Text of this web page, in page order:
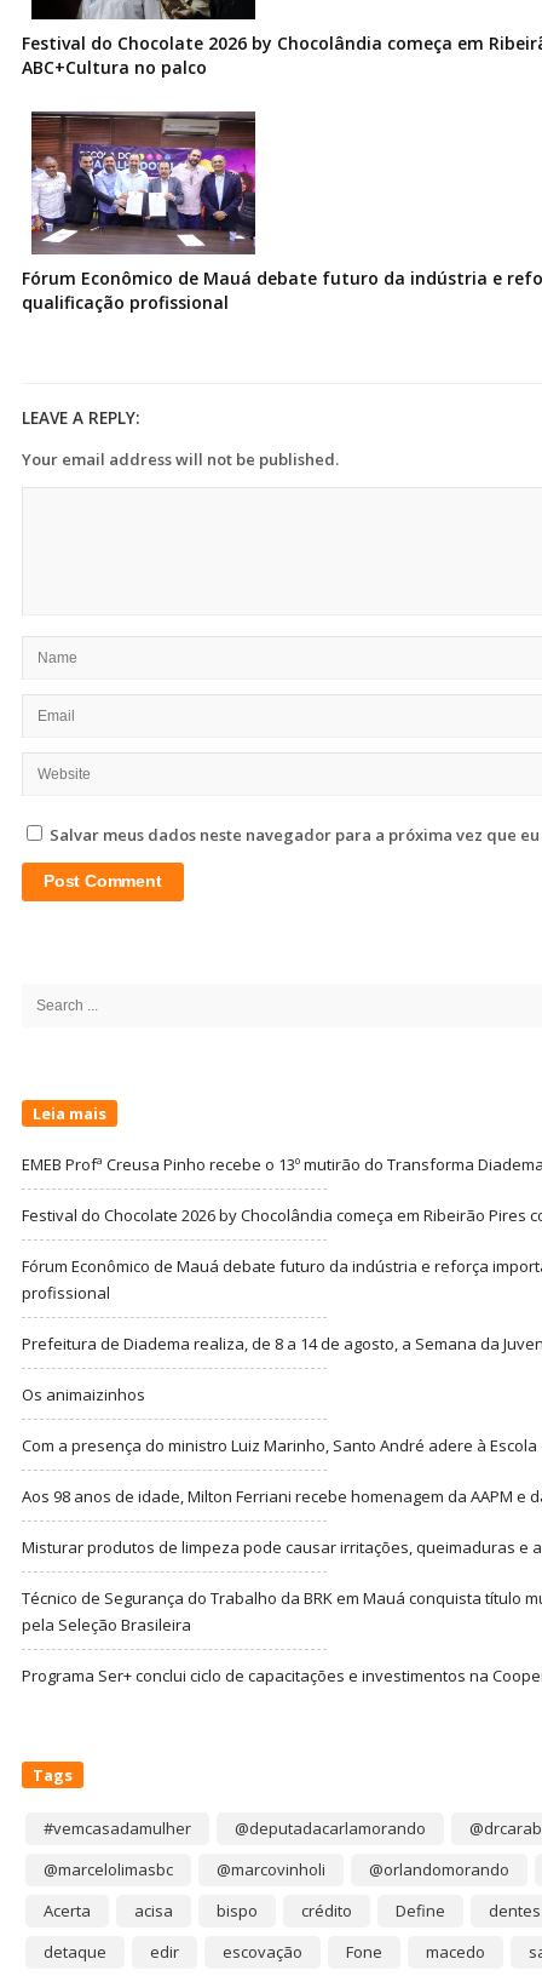
Festival do Chocolate 2026 by Chocolândia começa em
ABC+Cultura no palco
Fórum Econômico de Mauá debate futuro da indústria e
qualificação profissional
LEAVE A REPLY:
Your email address will not be published.
Salvar meus dados neste navegador para a próxima vez que
Search
Leia mais
EMEB Profª Creusa Pinho recebe o 13º mutirão do Transforma
Festival do Chocolate 2026 by Chocolândia começa em Ribeirão Pires
Fórum Econômico de Mauá debate futuro da indústria e reforça
profissional
Prefeitura de Diadema realiza, de 8 a 14 de agosto, a Semana da
Os animaizinhos
Com a presença do ministro Luiz Marinho, Santo André adere à
Aos 98 anos de idade, Milton Ferriani recebe homenagem da AAPM e
Misturar produtos de limpeza pode causar irritações, queimaduras e
Técnico de Segurança do Trabalho da BRK em Mauá conquista título
pela Seleção Brasileira
Programa Ser+ conclui ciclo de capacitações e investimentos na
Tags
#vemcasadamulher @deputadacarlamorando
@marcelolimasbc
@marcovinholi
@orlandomorando
Acerta
acisa bispo crédito Define
dentes
detaque
edir escovação Fone macedo